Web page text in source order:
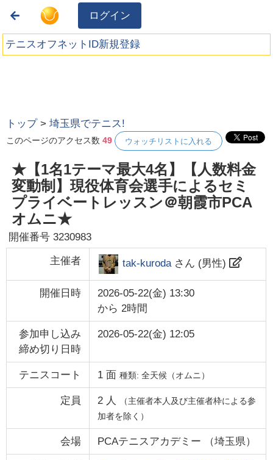
ログイン
テニスオフネットID新規登録
トップ >埼玉県でテニス!
このページのアクセス数49 ウォッチリストに入れる
★【1名1テーマ最大4名】【人数料金
変動制】現役体育会選手によるセミ
プライベートレッスン＠朝霞市PCA
オムニ★
開催番号3230983
主催者 tak-kurodaさん (男性)
開催日時
2026-05-22(金) 13:30
から 2時間
参加申し込み
締め切り日時
2026-05-22(金) 12:05
テニスコート 1面 種類: 全天候（オムニ）
定員 2 人
（主催者本人及び主催者枠による参
加者を除く）
会場 PCAテニスアカデミー （埼玉県）